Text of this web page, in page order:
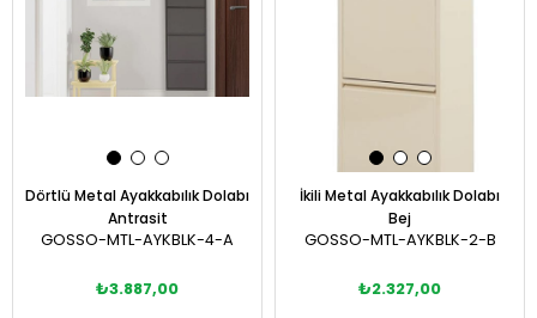
Dörtlü Metal Ayakkabılık Dolabı
Antrasit
GOSSO-MTL-AYKBLK-4-A
₺3.887,00
İkili Metal Ayakkabılık Dolabı
Bej
GOSSO-MTL-AYKBLK-2-B
₺2.327,00